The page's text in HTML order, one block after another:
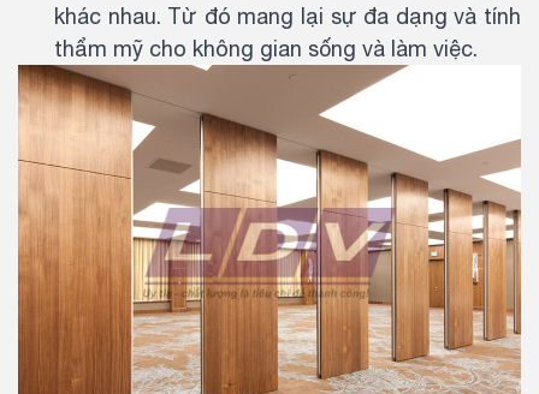
khác nhau. Từ đó mang lại sự đa dạng và tính
thẩm mỹ cho không gian sống và làm việc.